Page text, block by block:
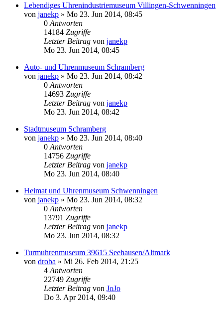
Lebendiges Uhrenindustriemuseum Villingen-Schwenningen
von janekp » Mo 23. Jun 2014, 08:45
0 Antworten
14184 Zugriffe
Letzter Beitrag von janekp
Mo 23. Jun 2014, 08:45
Auto- und Uhrenmuseum Schramberg
von janekp » Mo 23. Jun 2014, 08:42
0 Antworten
14693 Zugriffe
Letzter Beitrag von janekp
Mo 23. Jun 2014, 08:42
Stadtmuseum Schramberg
von janekp » Mo 23. Jun 2014, 08:40
0 Antworten
14756 Zugriffe
Letzter Beitrag von janekp
Mo 23. Jun 2014, 08:40
Heimat und Uhrenmuseum Schwenningen
von janekp » Mo 23. Jun 2014, 08:32
0 Antworten
13791 Zugriffe
Letzter Beitrag von janekp
Mo 23. Jun 2014, 08:32
Turmuhrenmuseum 39615 Seehausen/Altmark
von droba » Mi 26. Feb 2014, 21:25
4 Antworten
22749 Zugriffe
Letzter Beitrag von JoJo
Do 3. Apr 2014, 09:40